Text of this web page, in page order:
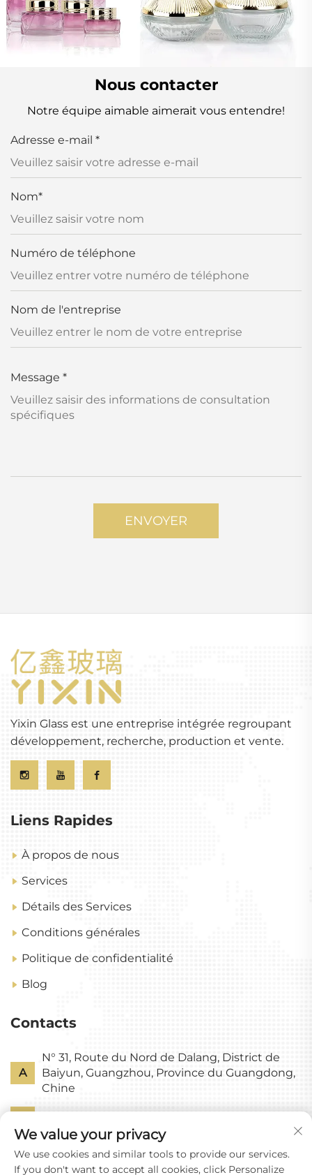
Nous contacter
Notre équipe aimable aimerait vous entendre!
Adresse e-mail *
Nom*
Numéro de téléphone
Nom de l'entreprise
Message *
ENVOYER
Yixin Glass est une entreprise intégrée regroupant
développement, recherche, production et vente.
Liens Rapides
À propos de nous
Services
Détails des Services
Conditions générales
Politique de confidentialité
Blog
Contacts
A
N° 31, Route du Nord de Dalang, District de
Baiyun, Guangzhou, Province du Guangdong,
Chine
E [email protected]
We value your privacy
We use cookies and similar tools to provide our services.
If you don't want to accept all cookies, click Personalize